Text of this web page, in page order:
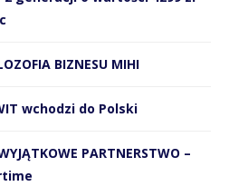
BIZNESU MIHI
wchodzi do Polski
PARTNERSTWO –